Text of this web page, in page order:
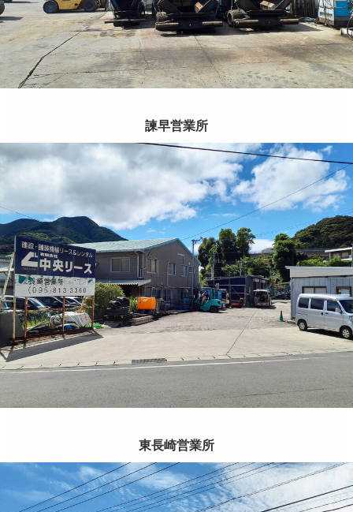
諫早営業所
東長崎営業所